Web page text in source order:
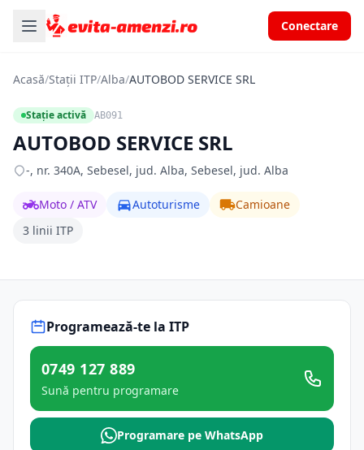
Conectare
Acasă/Stații ITP/Alba/AUTOBOD SERVICE SRL
Stație activă AB091
AUTOBOD SERVICE SRL
-, nr. 340A, Sebesel, jud. Alba, Sebesel, jud. Alba
Moto / ATV Autoturisme
Camioane
3 linii ITP
Programează-te la ITP
0749 127 889
Sună pentru programare
Programare pe WhatsApp